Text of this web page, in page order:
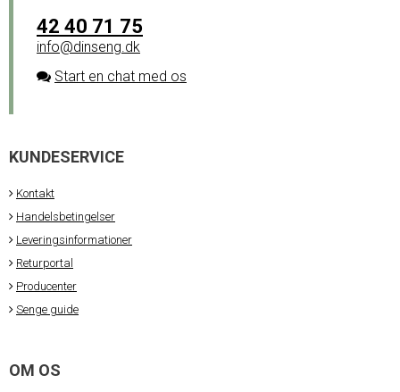
42 40 71 75
info@dinseng.dk
Start en chat med os
KUNDESERVICE
Kontakt
Handelsbetingelser
Leveringsinformationer
Returportal
Producenter
Senge guide
OM OS